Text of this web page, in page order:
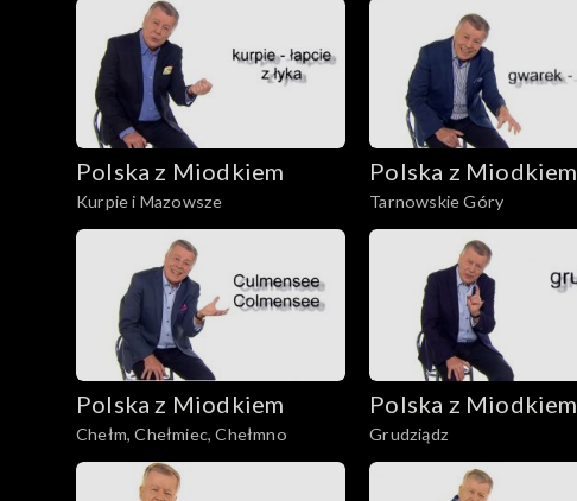
Polska z Miodkiem
Kurpie i Mazowsze
Polska z Miodkiem
Tarnowskie Góry
Polska z Miodkiem
Chełm, Chełmiec, Chełmno
Polska z Miodkiem
Grudziądz